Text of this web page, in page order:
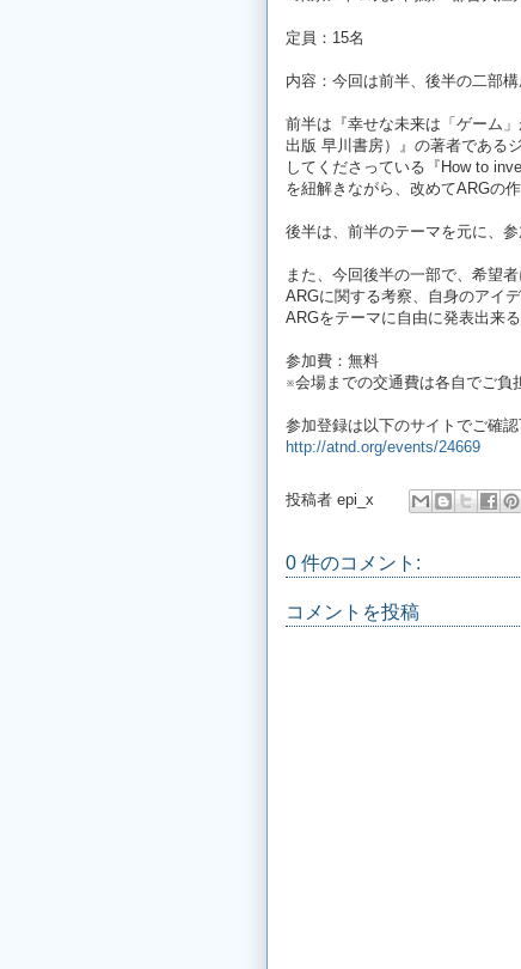
定員：15名
内容：今回は前半、後半の二部構
前半は『幸せな未来は「ゲーム
出版 早川書房）』の著者である
してくださっている『How to
を紐解きながら、改めてARGの
後半は、前半のテーマを元に、
また、今回後半の一部で、希望
ARGに関する考察、自身のアイ
ARGをテーマに自由に発表出来
参加費：無料
※会場までの交通費は各自でご負
参加登録は以下のサイトでご確認
http://atnd.org/events/24669
投稿者 epi_x
0 件のコメント:
コメントを投稿